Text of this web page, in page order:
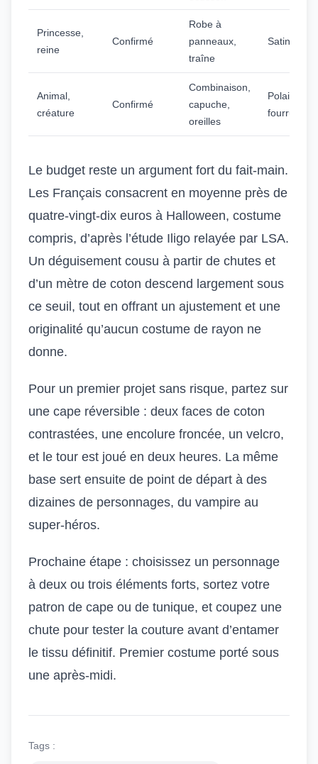
Princesse,
reine
Confirmé
Robe à
panneaux,
traîne
Satin,
Animal,
créature
Confirmé
Combinaison,
capuche,
oreilles
Polaire,
fourrure
Le budget reste un argument fort du fait-main.
Les Français consacrent en moyenne près de
quatre-vingt-dix euros à Halloween, costume
compris, d’après l’étude Iligo relayée par LSA.
Un déguisement cousu à partir de chutes et
d’un mètre de coton descend largement sous
ce seuil, tout en offrant un ajustement et une
originalité qu’aucun costume de rayon ne
donne.
Pour un premier projet sans risque, partez sur
une cape réversible : deux faces de coton
contrastées, une encolure froncée, un velcro,
et le tour est joué en deux heures. La même
base sert ensuite de point de départ à des
dizaines de personnages, du vampire au
super-héros.
Prochaine étape : choisissez un personnage
à deux ou trois éléments forts, sortez votre
patron de cape ou de tunique, et coupez une
chute pour tester la couture avant d’entamer
le tissu définitif. Premier costume porté sous
une après-midi.
Tags :